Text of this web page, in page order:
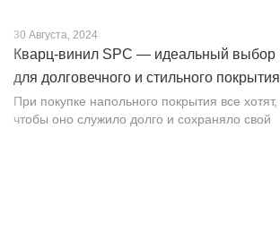
30 Августа, 2024
Кварц-винил SPC — идеальный выбор
для долговечного и стильного покрытия
от PROFLOOR
При покупке напольного покрытия все хотят,
чтобы оно служило долго и сохраняло свой